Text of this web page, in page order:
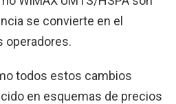
se convierte en el
operadores.
todos estos cambios
en esquemas de precios